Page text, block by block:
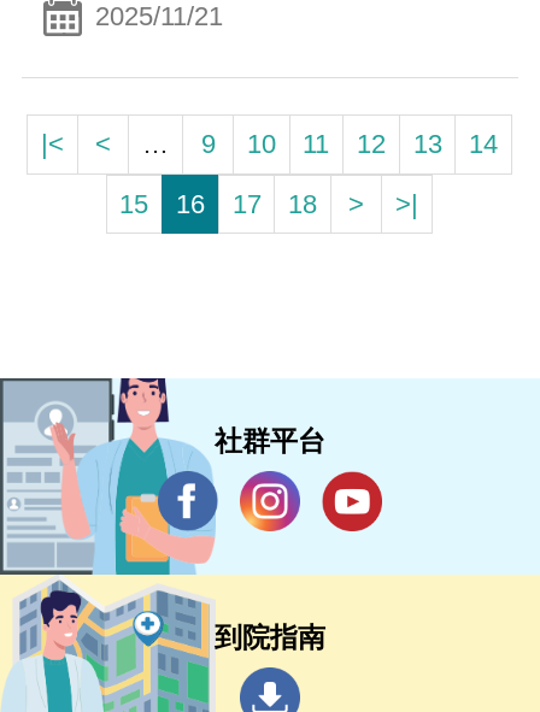
2025/11/21
|< < … 9 10 11 12 13
14
15
16 17 18 > >|
社群平台
到院指南